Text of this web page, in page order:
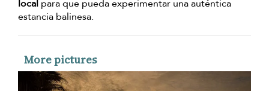
local para que pueda experimentar una auténtica
estancia balinesa.
More pictures